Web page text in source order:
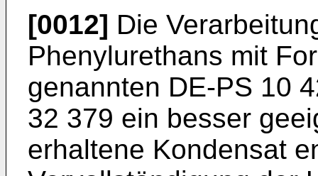
[0012] Die
Phenylurethans mit
genannten DE-PS 10
32 379 ein besser
erhaltene Kondensat